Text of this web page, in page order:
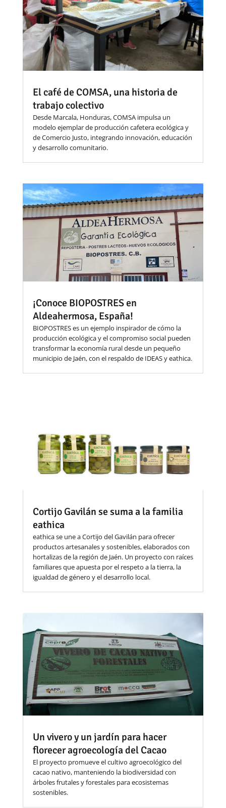
El café de COMSA, una historia de
trabajo colectivo
Desde Marcala, Honduras, COMSA impulsa un
modelo ejemplar de producción cafetera ecológica y
de Comercio Justo, integrando innovación, educación
y desarrollo comunitario.
¡Conoce BIOPOSTRES en
Aldeahermosa, España!
BIOPOSTRES es un ejemplo inspirador de cómo la
producción ecológica y el compromiso social pueden
transformar la economía rural desde un pequeño
municipio de Jaén, con el respaldo de IDEAS y eathica.
Cortijo Gavilán se suma a la familia
eathica
eathica se une a Cortijo del Gavilán para ofrecer
productos artesanales y sostenibles, elaborados con
hortalizas de la región de Jaén. Un proyecto con raíces
familiares que apuesta por el respeto a la tierra, la
igualdad de género y el desarrollo local.
Un vivero y un jardín para hacer
florecer agroecología del Cacao
El proyecto promueve el cultivo agroecológico del
cacao nativo, manteniendo la biodiversidad con
árboles frutales y forestales para ecosistemas
sostenibles.